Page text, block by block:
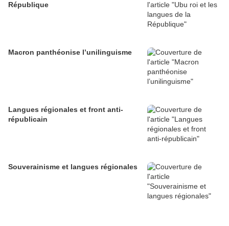
République
Macron panthéonise l’unilinguisme
Langues régionales et front anti-
républicain
Souverainisme et langues régionales